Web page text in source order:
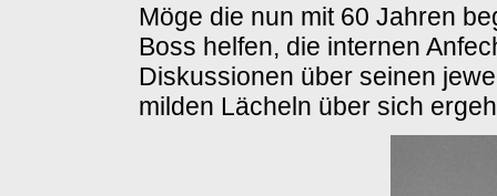
Möge die nun mit 60 Jahren
Boss helfen, die internen
Diskussionen über seinen
milden Lächeln über sich